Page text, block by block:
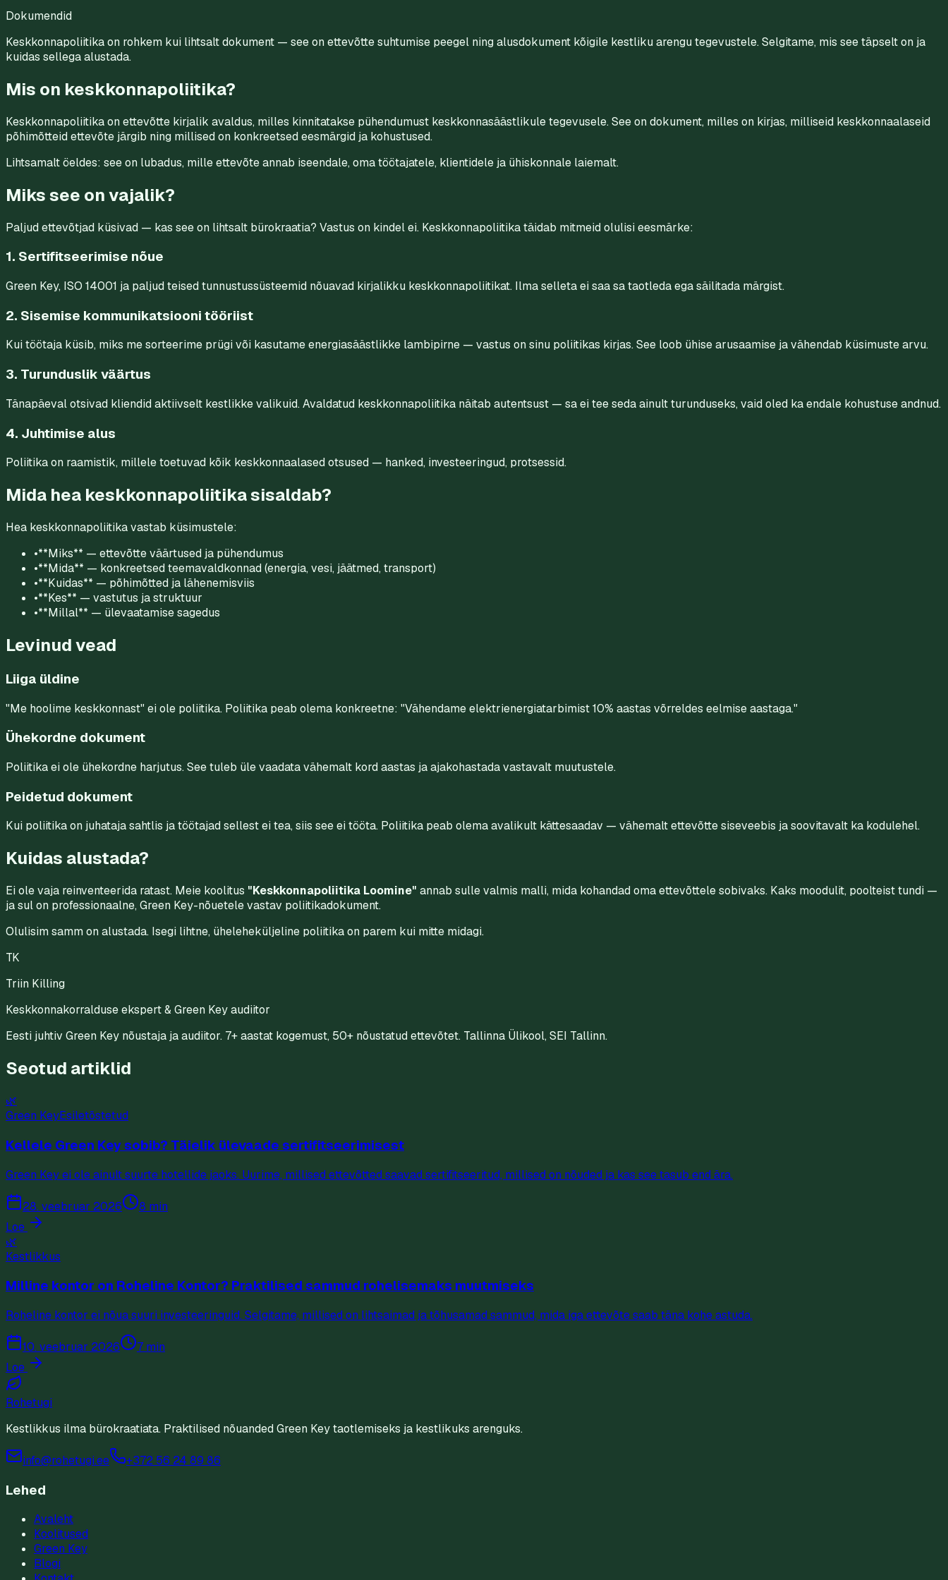
Dokumendid
Keskkonnapoliitika on rohkem kui lihtsalt dokument — see on ettevõtte suhtumise peegel ning alusdokument kõigile kestliku arengu tegevustele. Selgitame, mis see täpselt on ja
kuidas sellega alustada.
Mis on keskkonnapoliitika?
Keskkonnapoliitika on ettevõtte kirjalik avaldus, milles kinnitatakse pühendumust keskkonnasäästlikule tegevusele. See on dokument, milles on kirjas, milliseid keskkonnaalaseid
põhimõtteid ettevõte järgib ning millised on konkreetsed eesmärgid ja kohustused.
Lihtsamalt öeldes: see on lubadus, mille ettevõte annab iseendale, oma töötajatele, klientidele ja ühiskonnale laiemalt.
Miks see on vajalik?
Paljud ettevõtjad küsivad — kas see on lihtsalt bürokraatia? Vastus on kindel ei. Keskkonnapoliitika täidab mitmeid olulisi eesmärke:
1. Sertifitseerimise nõue
Green Key, ISO 14001 ja paljud teised tunnustussüsteemid nõuavad kirjalikku keskkonnapoliitikat. Ilma selleta ei saa sa taotleda ega säilitada märgist.
2. Sisemise kommunikatsiooni tööriist
Kui töötaja küsib, miks me sorteerime prügi või kasutame energiasäästlikke lambipirne — vastus on sinu poliitikas kirjas. See loob ühise arusaamise ja vähendab küsimuste arvu.
3. Turunduslik väärtus
Tänapäeval otsivad kliendid aktiivselt kestlikke valikuid. Avaldatud keskkonnapoliitika näitab autentsust — sa ei tee seda ainult turunduseks, vaid oled ka endale kohustuse andnud.
4. Juhtimise alus
Poliitika on raamistik, millele toetuvad kõik keskkonnaalased otsused — hanked, investeeringud, protsessid.
Mida hea keskkonnapoliitika sisaldab?
Hea keskkonnapoliitika vastab küsimustele:
•**Miks** — ettevõtte väärtused ja pühendumus
•**Mida** — konkreetsed teemavaldkonnad (energia, vesi, jäätmed, transport)
•**Kuidas** — põhimõtted ja lähenemisviis
•**Kes** — vastutus ja struktuur
•**Millal** — ülevaatamise sagedus
Levinud vead
Liiga üldine
"Me hoolime keskkonnast" ei ole poliitika. Poliitika peab olema konkreetne: "Vähendame elektrienergiatarbimist 10% aastas võrreldes eelmise aastaga."
Ühekordne dokument
Poliitika ei ole ühekordne harjutus. See tuleb üle vaadata vähemalt kord aastas ja ajakohastada vastavalt muutustele.
Peidetud dokument
Kui poliitika on juhataja sahtlis ja töötajad sellest ei tea, siis see ei tööta. Poliitika peab olema avalikult kättesaadav — vähemalt ettevõtte siseveebis ja soovitavalt ka kodulehel.
Kuidas alustada?
Ei ole vaja reinventeerida ratast. Meie koolitus "Keskkonnapoliitika Loomine" annab sulle valmis malli, mida kohandad oma ettevõttele sobivaks. Kaks moodulit, poolteist tundi —
ja sul on professionaalne, Green Key-nõuetele vastav poliitikadokument.
Olulisim samm on alustada. Isegi lihtne, üheleheküljeline poliitika on parem kui mitte midagi.
TK
Triin Killing
Keskkonnakorralduse ekspert & Green Key audiitor
Eesti juhtiv Green Key nõustaja ja audiitor. 7+ aastat kogemust, 50+ nõustatud ettevõtet. Tallinna Ülikool, SEI Tallinn.
Seotud artiklid
🌿
Green KeyEsiletõstetud
Kellele Green Key sobib? Täielik ülevaade sertifitseerimisest
Green Key ei ole ainult suurte hotellide jaoks. Uurime, millised ettevõtted saavad sertifitseeritud, millised on nõuded ja kas see tasub end ära.
28. veebruar 2026
8 min
Loe
🌿
Kestlikkus
Milline kontor on Roheline Kontor? Praktilised sammud rohelisemaks muutmiseks
Roheline kontor ei nõua suuri investeeringuid. Selgitame, millised on lihtsaimad ja tõhusamad sammud, mida iga ettevõte saab täna kohe astuda.
10. veebruar 2026
7 min
Loe
Rohetugi
Kestlikkus ilma bürokraatiata. Praktilised nõuanded Green Key taotlemiseks ja kestlikuks arenguks.
info@rohetugi.ee +372 56 24 89 86
Lehed
Avaleht
Koolitused
Green Key
Blogi